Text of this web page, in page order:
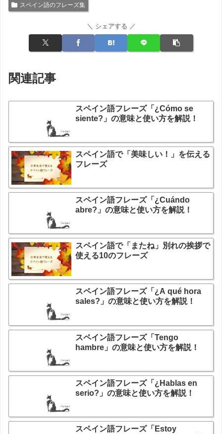
スペイン語のフレーズ集
＼ シェアする ／
関連記事
スペイン語フレーズ「¿Cómo se
siente?」の意味と使い方を解説！
スペイン語で「美味しい！」を伝える
フレーズ
スペイン語フレーズ「¿Cuándo
abre?」の意味と使い方を解説！
スペイン語で「またね」別れの挨拶で
使える10のフレーズ
スペイン語フレーズ「¿A qué hora
sales?」の意味と使い方を解説！
スペイン語フレーズ「Tengo
hambre」の意味と使い方を解説！
スペイン語フレーズ「¿Hablas en
serio?」の意味と使い方を解説！
スペイン語フレーズ「Estoy